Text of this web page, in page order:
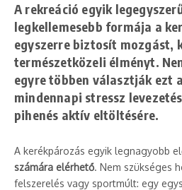
A rekreáció egyik
legkellemesebb formája a
egyszerre biztosít mozgást,
természetközeli élményt.
egyre többen választják ezt
mindennapi stressz
pihenés aktív eltöltésére.
A kerékpározás egyik legnagyobb
számára elérhető. Nem szükséges
felszerelés vagy sportmúlt: egy